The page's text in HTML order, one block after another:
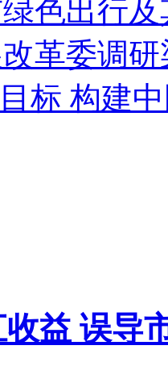
绿色出行
革委调
标 构建
益 误导